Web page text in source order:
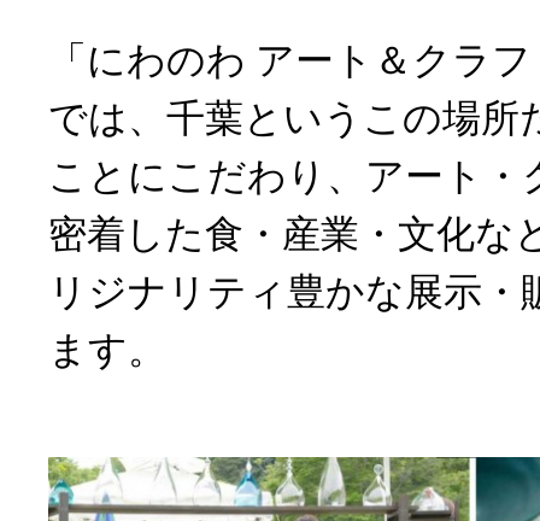
「にわのわ アート＆クラ
では、千葉というこの場所
ことにこだわり、アート・
密着した食・産業・文化な
リジナリティ豊かな展示・
ます。